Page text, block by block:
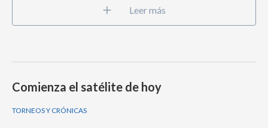
Leer más
Comienza el satélite de hoy
TORNEOS Y CRÓNICAS